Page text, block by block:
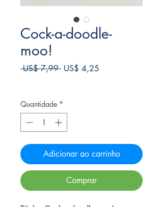
Cock-a-doodle-
moo!
US$ 7,99 Preço
US$ 4,25
Quantidade *
Adicionar ao carrinho
Comprar